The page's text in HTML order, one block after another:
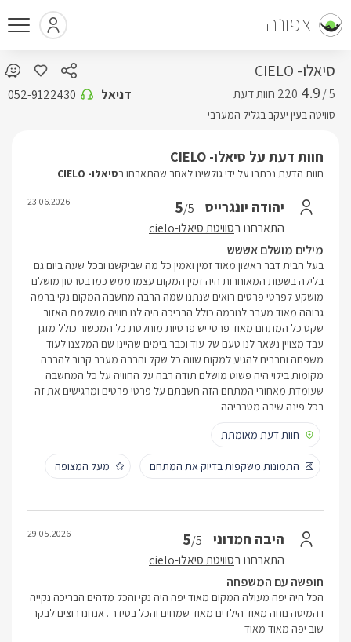
צפונה
סיאלו- CIELO
5 /
4.9
סוויטה בעין יעקב בגליל המערבי
דניאל 052-9122430
חוות דעת על סיאלו- CIELO
חוות הדעת נכתבו על ידי גולשינו לאחר שהתארחו בסיאלו- CIELO
יהודה יונגרייס 5/5
התארחנו בסוויטת סיאלו-cielo
23.06.2026
מילים מושלם אששש
בעל הבית דבר ראשון מאוד זמין ואמין כל מה שביקשנו ובכל שעה ביום גם
בלילה בשעות המאוחרות היה זמין המקום עצמו ממש כמו בסרטון מושלם
מושקע לפרטי פרטים רואים שנתנו שמה הרבה מחשבה המקום נקי ברמה
גבוהה מאוד מעבר לנורמה כולל הבריכה היה לנו חוויה מושלמת האזור
שקט כל המתחם מאוד פרטי יש פרטיות מוחלטת כל המכשור כולל מזגן
עבד מצויין נשאר לנו טעם של עוד וכבר בימים שהיינו שם המלצנו לעוד
משפחה וחברים להגיע למקום שווה כל שקל והרבה מעבר קרוב להרבה
מקומות בילוי היה פשוט מושלם תודה רבה על החוויה על כל המחשבה
שעומדת מאחורי המתחם הזה חשבתם על פרטי פרטים ומרגישים את זה
בכל פינה שירה מטבריהה
חוות דעת מאומתת
התמונות משקפות בדיוק את המתחם מעל המצופה
היבה חמדוני 5/5
התארחנו בסוויטת סיאלו-cielo
29.05.2026
חופשה עם המשפחה
הכל היה יפה מעולה המקום מאוד יפה היה נקי והכל מדהים הבריכה נקייה
ו המיטה נוחה מאוד הילדים מאוד שמחים והכל בסידר . אנחנו רוצים לבקר
שוב יפה מאוד מאוד